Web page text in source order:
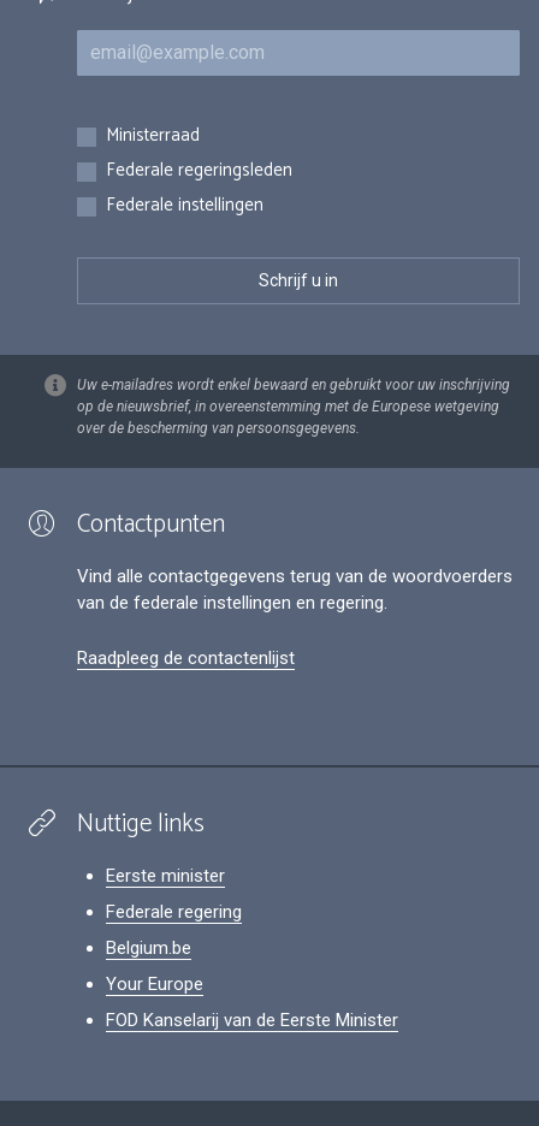
E-mail
Inschrijvingen
Ministerraad
Federale regeringsleden
Federale instellingen
Uw e-mailadres wordt enkel bewaard en gebruikt voor uw inschrijving
op de nieuwsbrief, in overeenstemming met de Europese wetgeving
over de bescherming van persoonsgegevens.
Contactpunten
Vind alle contactgegevens terug van de woordvoerders
van de federale instellingen en regering.
Raadpleeg de contactenlijst
Nuttige links
Eerste minister
Federale regering
Belgium.be
Your Europe
FOD Kanselarij van de Eerste Minister